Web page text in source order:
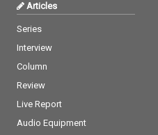
Articles
Series
Interview
Column
Review
Live Report
Audio Equipment